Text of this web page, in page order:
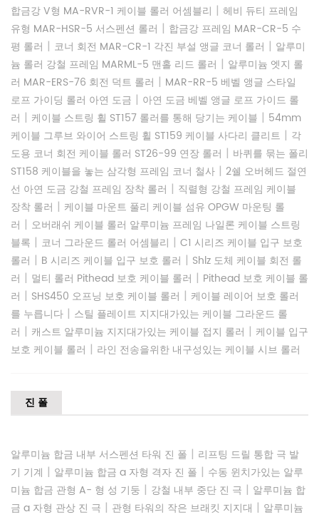
합금강 V형 MA-RVR-1 케이블 롤러 어셈블리 | 헤비 듀티 프레임
유형 MAR-HSR-5 서스펜션 롤러 | 합금강 프레임 MAR-CR-5 수
평 롤러 | 코너 회전 MAR-CR-1 각진 부설 앵글 코너 롤러 | 알루미
늄 롤러 강철 프레임 MARML-5 맨홀 리드 롤러 | 알루미늄 엣지 롤
러 MAR-ERS-76 회전 덕트 롤러 | MAR-RR-5 베벨 앵글 스타일
로프 가이딩 롤러 아연 도금 | 아연 도금 베벨 앵글 로프 가이드 롤
러 | 케이블 스트링 휠 ST157 롤러를 통해 당기는 케이블 | 54mm
케이블 그루브 와이어 스트링 휠 ST159 케이블 사다리 클리트 | 각
도용 코너 회전 케이블 롤러 ST26-99 연장 롤러 | 바퀴를 묶는 폴리
ST158 케이블을 놓는 삼각형 프레임 코너 철사 | 2쉘 오버헤드 절연
선 아연 도금 강철 프레임 장착 롤러 | 직렬형 강철 프레임 케이블
장착 롤러 | 케이블 마운트 풀리 케이블 섬유 OPGW 마운팅 롤
러 | 오버래쉬 케이블 롤러 알루미늄 프레임 나일론 케이블 스트링
블록 | 코너 그라운드 롤러 어셈블리 | C1 시리즈 케이블 입구 보호
롤러 | B 시리즈 케이블 입구 보호 롤러 | Shlz 도체 케이블 회전 롤
러 | 멀티 롤러 Pithead 보호 케이블 롤러 | Pithead 보호 케이블 롤
러 | SHS450 오프닝 보호 케이블 롤러 | 케이블 레이어 보호 롤러
를 누릅니다 | 스틸 플레이트 지지대가있는 케이블 그라운드 롤
러 | 캐스트 알루미늄 지지대가있는 케이블 접지 롤러 | 케이블 입구
보호 케이블 롤러 | 라인 전송을위한 내구성있는 케이블 시브 롤러
진 폴
알루미늄 합금 내부 서스펜션 타워 진 폴 | 리프팅 드릴 통합 극 발
기 기계 | 알루미늄 합금 a 자형 격자 진 폴 | 수동 윈치가있는 알루
미늄 합금 관형 A- 형 성 기둥 | 강철 내부 중단 진 극 | 알루미늄 합
금 a 자형 관상 진 극 | 관형 타워의 작은 브래킷 지지대 | 알루미늄